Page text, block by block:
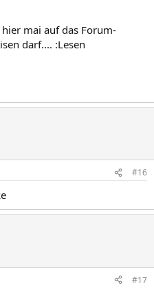
mai auf das Forum-
darf.... :Lesen
#16
#17